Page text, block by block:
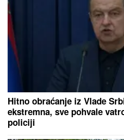
Hitno obraćanje iz Vlade
ekstremna, sve pohvale
policiji